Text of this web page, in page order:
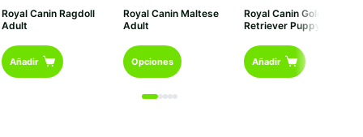
Royal Canin Ragdoll
Adult
Añadir
precios:
Royal Canin Maltese
Adult
Opciones
Este
producto
múltiples
Royal Canin Golden
Retriever Puppy
Añadir